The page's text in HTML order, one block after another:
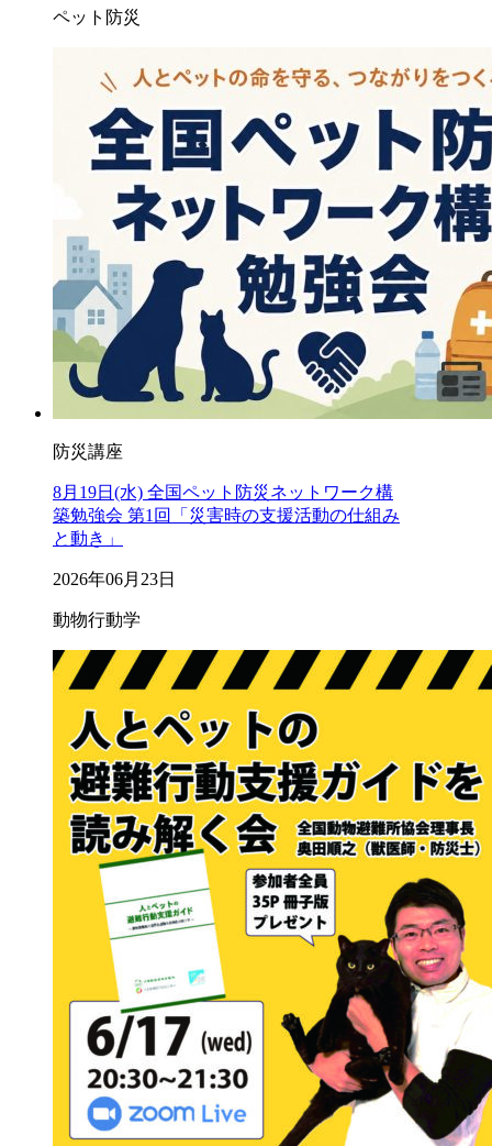
ペット防災
防災講座
8月19日(水) 全国ペット防災ネットワーク構
築勉強会 第1回「災害時の支援活動の仕組み
と動き」
2026年06月23日
動物行動学